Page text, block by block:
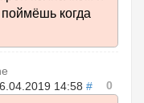
когда
14:58 # 0